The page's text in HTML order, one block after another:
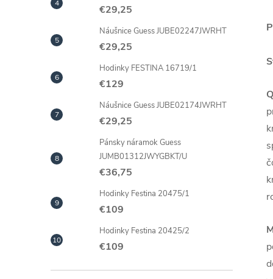
€29,25
Náušnice Guess JUBE02247JWRHT
€29,25
Hodinky FESTINA 16719/1
€129
Náušnice Guess JUBE02174JWRHT
€29,25
Pánsky náramok Guess
JUMB01312JWYGBKT/U
€36,75
Hodinky Festina 20475/1
€109
Hodinky Festina 20425/2
€109